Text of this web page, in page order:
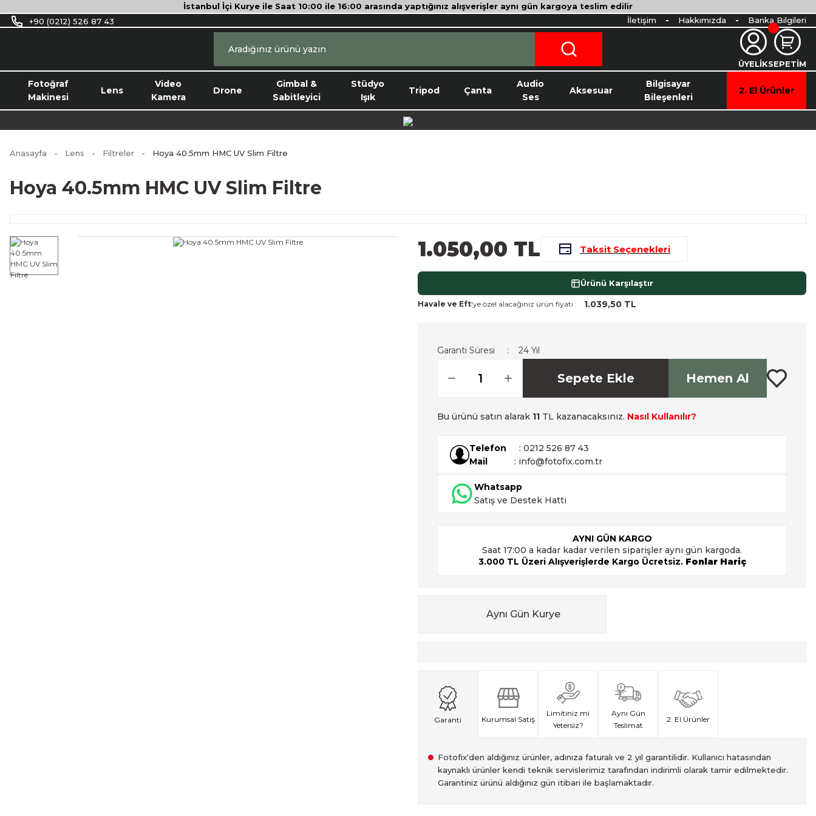
İstanbul İçi Kurye ile Saat 10:00 ile 16:00 arasında yaptığınız alışverişler aynı gün kargoya teslim edilir
+90 (0212) 526 87 43
İletişim Hakkımızda Banka Bilgileri
ÜYELİKSEPETİM
Fotoğraf
Makinesi
Lens
Video
Kamera
Drone
Gimbal &
Sabitleyici
Stüdyo
Işık
Tripod Çanta
Audio
Ses
Aksesuar
Bilgisayar
Bileşenleri
2. El Ürünler
Anasayfa Lens Filtreler Hoya 40.5mm HMC UV Slim Filtre
Hoya 40.5mm HMC UV Slim Filtre
1.050,00 TL Taksit Seçenekleri
Ürünü Karşılaştır
Havale ve Eft'ye özel alacağınız ürün fiyatı : 1.039,50 TL
Garanti Süresi 24 Yıl
Sepete Ekle Hemen Al
Bu ürünü satın alarak 11 TL kazanacaksınız. Nasıl Kullanılır?
Telefon
: 0212 526 87 43
Mail
: info@fotofix.com.tr
Whatsapp
Satış ve Destek Hattı
AYNI GÜN KARGO
Saat 17:00 a kadar kadar verilen siparişler aynı gün kargoda.
3.000 TL Üzeri Alışverişlerde Kargo Ücretsiz. Fonlar Hariç
Aynı Gün Kurye
Garanti Kurumsal Satış
Limitiniz mi
Yetersiz?
Aynı Gün
Teslimat
2. El Ürünler
Fotofix'den aldığınız ürünler, adınıza faturalı ve 2 yıl garantilidir. Kullanıcı hatasından
kaynaklı ürünler kendi teknik servislerimiz tarafından indirimli olarak tamir edilmektedir.
Garantiniz ürünü aldığınız gün itibari ile başlamaktadır.